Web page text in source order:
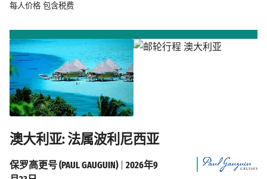
每人价格 包含税费
澳大利亚: 法属波利尼西亚
保罗高更号 (PAUL GAUGUIN)| 2026年9